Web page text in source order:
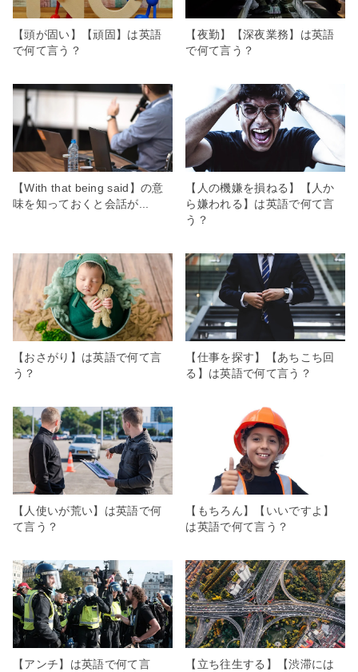
【頭が固い】【頑固】は英語
で何て言う？
【夜勤】【深夜業務】は英語
で何て言う？
【With that being said】の意
味を知っておくと会話が...
【人の機嫌を損ねる】【人か
ら嫌われる】は英語で何て言
う？
【おさがり】は英語で何て言
う？
【仕事を探す】【あちこち回
る】は英語で何て言う？
【人使いが荒い】は英語で何
て言う？
【もちろん】【いいですよ】
は英語で何て言う？
【アンチ】は英語で何て言
【立ち往生する】【渋滞には